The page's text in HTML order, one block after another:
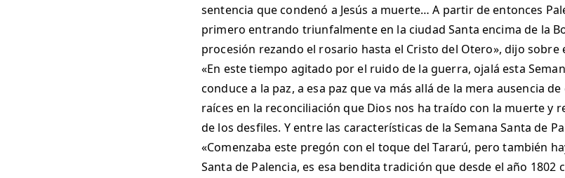
sentencia que condenó a Jesús a muerte… A partir de entonces
primero entrando triunfalmente en la ciudad Santa encima de la
procesión rezando el rosario hasta el Cristo del Otero», dijo
«En este tiempo agitado por el ruido de la guerra, ojalá esta
conduce a la paz, a esa paz que va más allá de la mera ausencia
raíces en la reconciliación que Dios nos ha traído con la muerte y
de los desfiles. Y entre las características de la Semana Santa de
«Comenzaba este pregón con el toque del Tararú, pero también
Santa de Palencia, es esa bendita tradición que desde el año